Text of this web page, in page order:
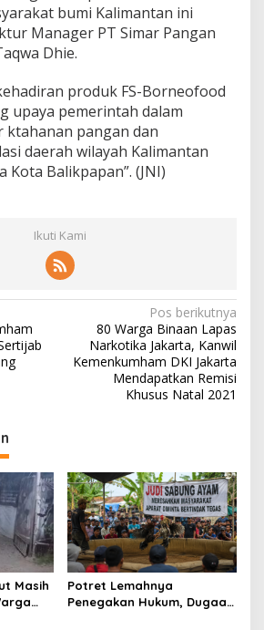
bumi Kalimantan ini
Manager PT Simar Pangan
Dhie.
produk FS-Borneofood
upaya pemerintah dalam
ktahanan pangan dan
daerah wilayah Kalimantan
Kota Balikpapan”. (JNI)
Ikuti Kami
Pos berikutnya
80 Warga Binaan Lapas
Narkotika Jakarta, Kanwil
Kemenkumham DKI Jakarta
Mendapatkan Remisi
Khusus Natal 2021
Masih
Potret Lemahnya
Penegakan Hukum, Dugaan